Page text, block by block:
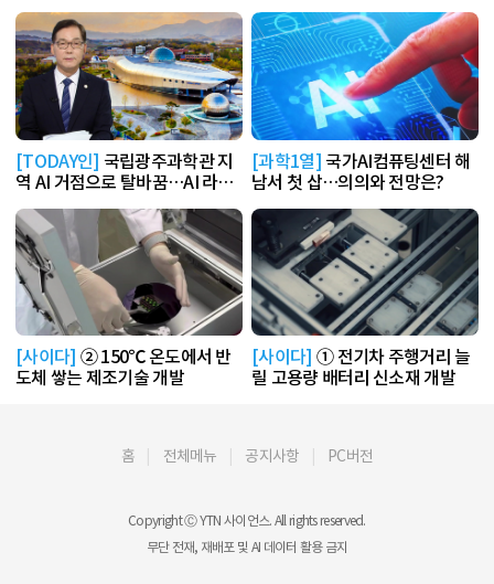
[TODAY인] 국립광주과학관 지
역 AI 거점으로 탈바꿈…AI 라운
[과학1열] 국가AI컴퓨팅센터 해
남서 첫 삽…의의와 전망은?
[사이다] ② 150℃ 온도에서 반
도체 쌓는 제조기술 개발
[사이다] ① 전기차 주행거리 늘
릴 고용량 배터리 신소재 개발
홈 전체메뉴 공지사항 PC버전
Copyright Ⓒ YTN 사이언스. All rights reserved.
무단 전재, 재배포 및 AI 데이터 활용 금지